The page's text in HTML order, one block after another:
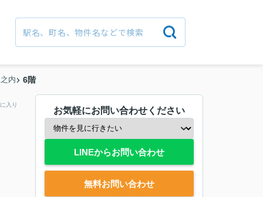
内 6階
入り
お気軽にお問い合わせください
LINEからお問い合わせ
無料お問い合わせ